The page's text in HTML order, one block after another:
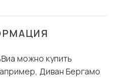
можно купить
Диван Бергамо